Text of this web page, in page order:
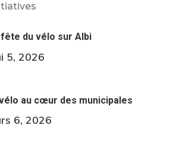
du vélo sur Albi
5, 2026
au cœur des municipales
6, 2026